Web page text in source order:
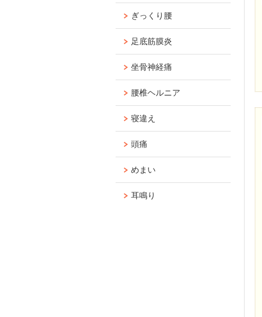
ぎっくり腰
足底筋膜炎
坐骨神経痛
腰椎ヘルニア
寝違え
頭痛
めまい
耳鳴り